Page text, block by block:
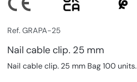
Ref. GRAPA-25
Nail cable clip. 25 mm
Nail cable clip. 25 mm Bag 100 units.